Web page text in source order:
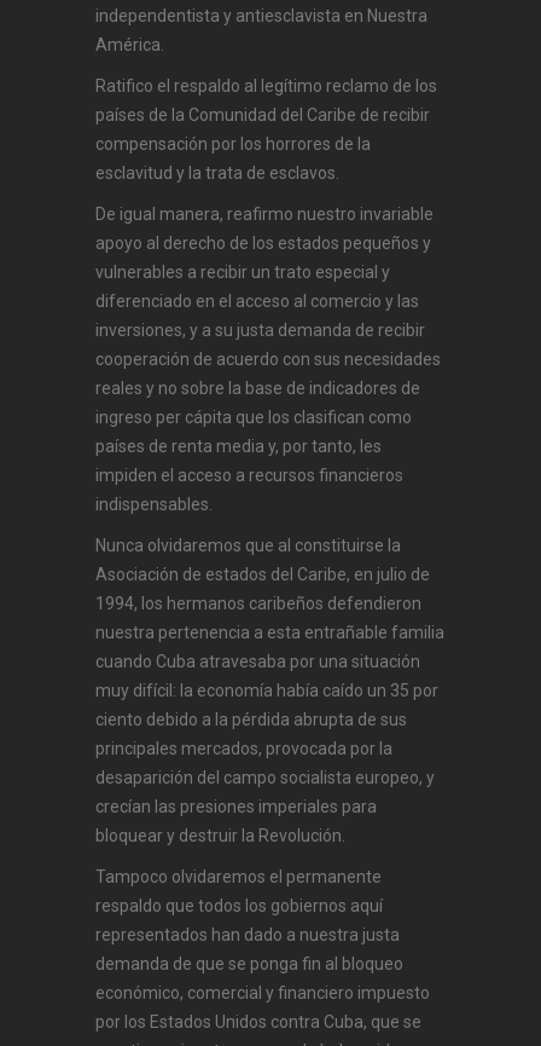
independentista y antiesclavista en Nuestra
América.
Ratifico el respaldo al legítimo reclamo de los
países de la Comunidad del Caribe de recibir
compensación por los horrores de la
esclavitud y la trata de esclavos.
De igual manera, reafirmo nuestro invariable
apoyo al derecho de los estados pequeños y
vulnerables a recibir un trato especial y
diferenciado en el acceso al comercio y las
inversiones, y a su justa demanda de recibir
cooperación de acuerdo con sus necesidades
reales y no sobre la base de indicadores de
ingreso per cápita que los clasifican como
países de renta media y, por tanto, les
impiden el acceso a recursos financieros
indispensables.
Nunca olvidaremos que al constituirse la
Asociación de estados del Caribe, en julio de
1994, los hermanos caribeños defendieron
nuestra pertenencia a esta entrañable familia
cuando Cuba atravesaba por una situación
muy difícil: la economía había caído un 35 por
ciento debido a la pérdida abrupta de sus
principales mercados, provocada por la
desaparición del campo socialista europeo, y
crecían las presiones imperiales para
bloquear y destruir la Revolución.
Tampoco olvidaremos el permanente
respaldo que todos los gobiernos aquí
representados han dado a nuestra justa
demanda de que se ponga fin al bloqueo
económico, comercial y financiero impuesto
por los Estados Unidos contra Cuba, que se